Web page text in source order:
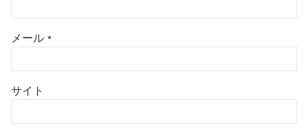
メール *
サイト